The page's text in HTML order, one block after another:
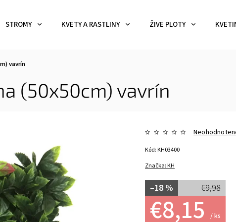
STROMY KVETY A RASTLINY ŽIVE PLOTY
vavrín
(50x50cm) vavrín
Značka:KH
€9,98
–18 %
€8,15/ ks
Kód:KH03400